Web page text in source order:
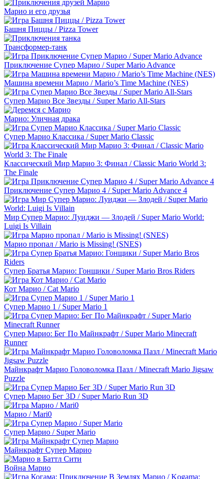
Марио и его друзья
Башня Пиццы / Pizza Tower
Трансформер-танк
Приключение Супер Марио / Super Mario Advance
Машина времени Марио / Mario’s Time Machine (NES)
Супер Марио Все Звезды / Super Mario All-Stars
Марио: Уличная драка
Супер Марио Классика / Super Mario Classic
Классический Мир Марио 3: Финал / Classic Mario World 3:
The Finale
Приключение Супер Марио 4 / Super Mario Advance 4
Мир Супер Марио: Луиджи — Злодей / Super Mario World:
Luigi Is Villain
Марио пропал / Mario is Missing! (SNES)
Супер Братья Марио: Гонщики / Super Mario Bros Riders
Кот Марио / Cat Mario
Супер Марио 1 / Super Mario 1
Супер Марио: Бег По Майнкрафт / Super Mario Minecraft
Runner
Майнкрафт Марио Головоломка Пазл / Minecraft Mario Jigsaw
Puzzle
Супер Марио Бег 3D / Super Mario Run 3D
Марио / Mari0
Супер Марио / Super Mario
Майнкрафт Супер Марио
Война Марио